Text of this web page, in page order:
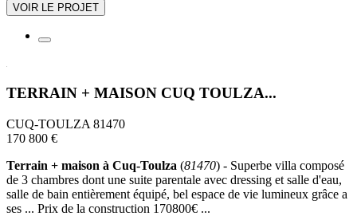
VOIR LE PROJET
TERRAIN + MAISON CUQ TOULZA...
CUQ-TOULZA 81470
170 800 €
Terrain + maison à Cuq-Toulza (81470) - Superbe villa composé
de 3 chambres dont une suite parentale avec dressing et salle d'eau,
salle de bain entièrement équipé, bel espace de vie lumineux grâce a
ses ... Prix de la construction 170800€ ...